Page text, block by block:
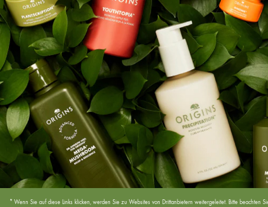
* Wenn Sie auf diese Links klicken, werden Sie zu Websites von Drittanbietern weitergeleitet. Bitte beachten